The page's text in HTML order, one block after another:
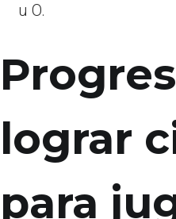
u O.
lograr
para